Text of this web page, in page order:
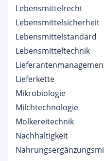
Lebensmittelrecht
Lebensmittelsicherheit
Lebensmittelstandard
Lebensmitteltechnik
Lieferkette
Mikrobiologie
Milchtechnologie
Molkereitechnik
Nachhaltigkeit